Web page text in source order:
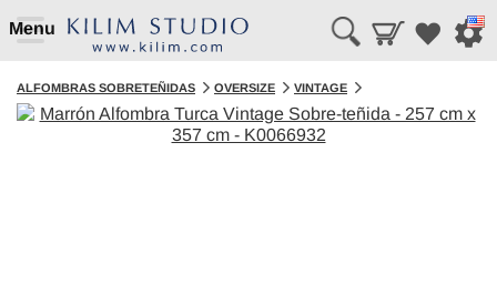
Menu
ALFOMBRAS SOBRETEÑIDAS OVERSIZE VINTAGE